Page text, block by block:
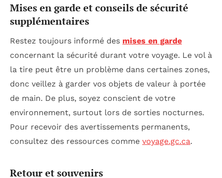
Mises en garde et conseils de sécurité
supplémentaires
Restez toujours informé des mises en garde
concernant la sécurité durant votre voyage. Le vol à
la tire peut être un problème dans certaines zones,
donc veillez à garder vos objets de valeur à portée
de main. De plus, soyez conscient de votre
environnement, surtout lors de sorties nocturnes.
Pour recevoir des avertissements permanents,
consultez des ressources comme voyage.gc.ca.
Retour et souvenirs